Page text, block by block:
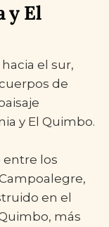
y El
el sur,
de
y El Quimbo.
entre los
en el
más